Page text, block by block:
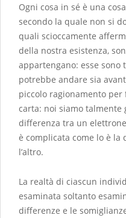
Ogni cosa in sé è una
secondo la quale non si
quali scioccamente
della nostra esistenza,
appartengano: esse
potrebbe andare sia
piccolo ragionamento
carta: noi siamo talmente
differenza tra un
è complicata come lo è la
l’altro.
La realtà di ciascun
esaminata soltanto
differenze e le